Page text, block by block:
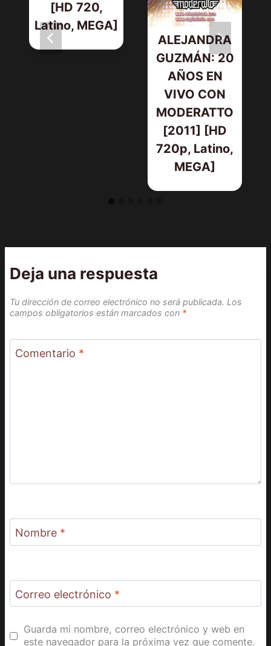
[HD 720,
Latino, MEGA]
ALEJANDRA
GUZMÁN: 20
AÑOS EN
VIVO CON
MODERATTO
[2011] [HD
720p, Latino,
MEGA]
Deja una respuesta
Tu dirección de correo electrónico no será publicada. Los
campos obligatorios están marcados con *
Comentario *
Nombre *
Correo electrónico *
Guarda mi nombre, correo electrónico y web en
este navegador para la próxima vez que comente.